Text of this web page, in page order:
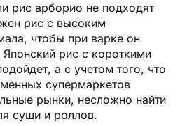
рис арборио не подходят
рис с высоким
чтобы при варке он
рис с короткими
а с учетом того, что
супермаркетов
рынки, несложно найти
суши и роллов.